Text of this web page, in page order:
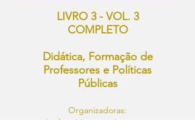
LIVRO 3 - VOL. 3
COMPLETO
Didática, Formação de
Professores e Políticas
Públicas
Organizadoras:
Andréa Maturano Longarezi